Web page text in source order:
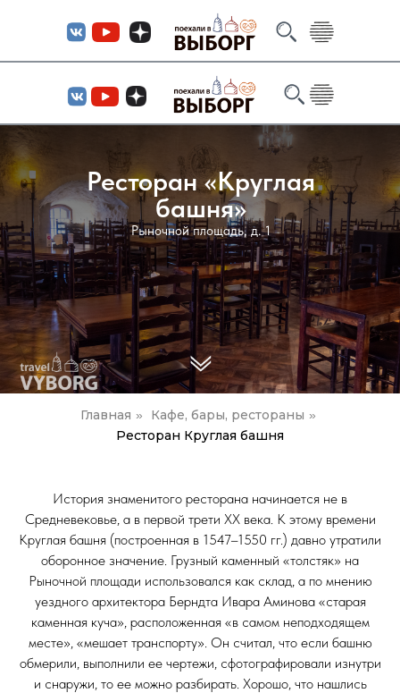
Ресторан «Круглая
башня»
Рыночной площадь, д. 1
Главная » Кафе, бары, рестораны »
Ресторан Круглая башня
История знаменитого ресторана начинается не в
Средневековье, а в первой трети XX века. К этому времени
Круглая башня (построенная в 1547–1550 гг.) давно утратили
оборонное значение. Грузный каменный «толстяк» на
Рыночной площади использовался как склад, а по мнению
уездного архитектора Берндта Ивара Аминова «старая
каменная куча», расположенная «в самом неподходящем
месте», «мешает транспорту». Он считал, что если башню
обмерили, выполнили ее чертежи, сфотографировали изнутри
и снаружи, то ее можно разбирать. Хорошо, что нашлись